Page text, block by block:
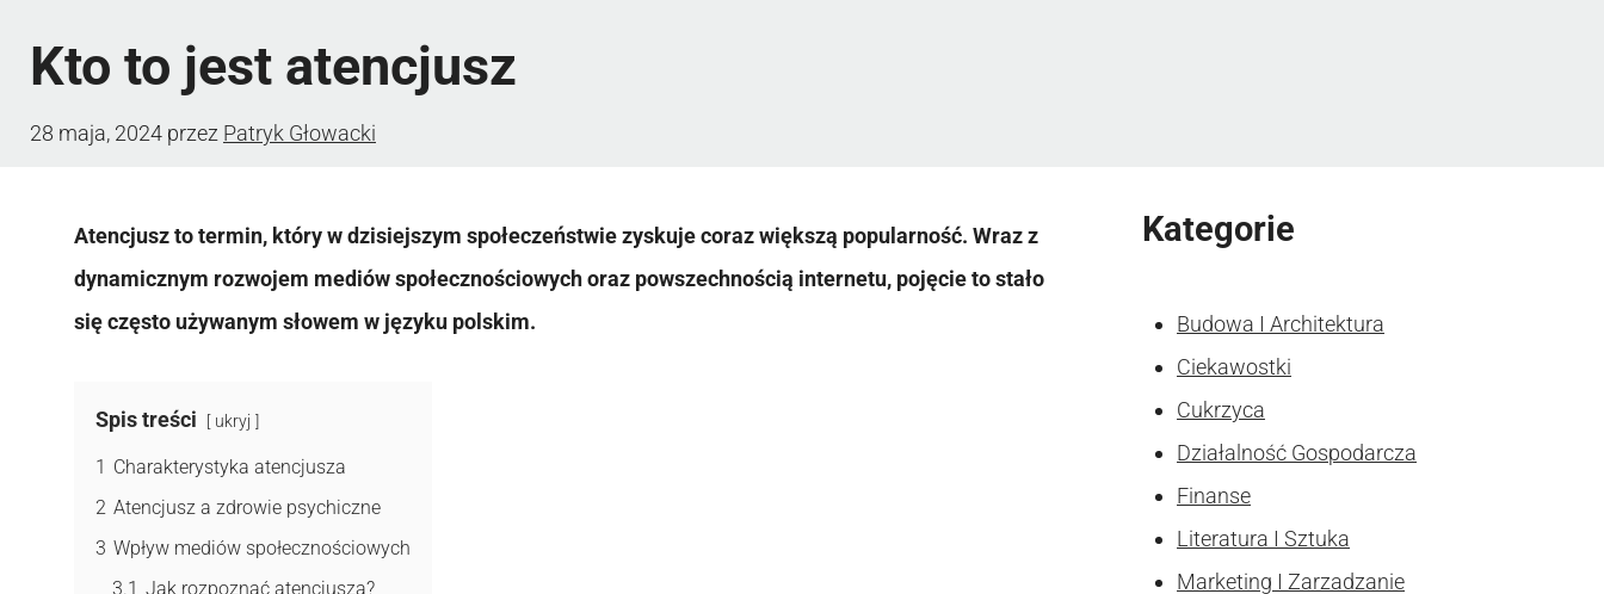
Kto to jest atencjusz
28 maja, 2024 przez Patryk Głowacki
Atencjusz to termin, który w dzisiejszym społeczeństwie zyskuje coraz większą popularność. Wraz z
dynamicznym rozwojem mediów społecznościowych oraz powszechnością internetu, pojęcie to stało
się często używanym słowem w języku polskim.
Spis treści ukryj
1 Charakterystyka atencjusza
2 Atencjusz a zdrowie psychiczne
3 Wpływ mediów społecznościowych
3.1 Jak rozpoznać atencjusza?
Kategorie
Budowa I Architektura
Ciekawostki
Cukrzyca
Działalność Gospodarcza
Finanse
Literatura I Sztuka
Marketing I Zarzadzanie